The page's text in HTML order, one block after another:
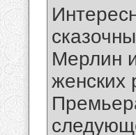
Мерлин
женских